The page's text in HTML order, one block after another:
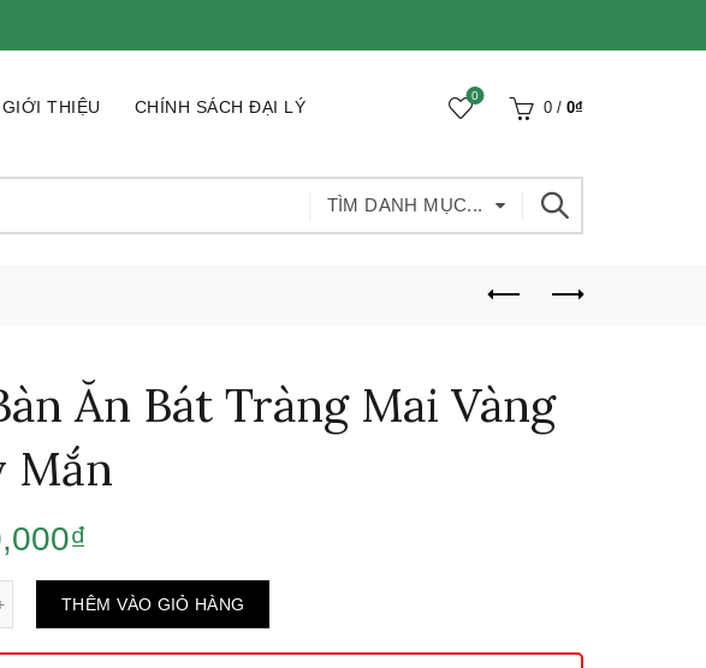
GIỚI THIỆU CHÍNH SÁCH ĐẠI LÝ
0
0 / 0₫
TÌM DANH MỤC...
Ăn Bát Tràng Mai Vàng
Mắn
₫
THÊM VÀO GIỎ HÀNG